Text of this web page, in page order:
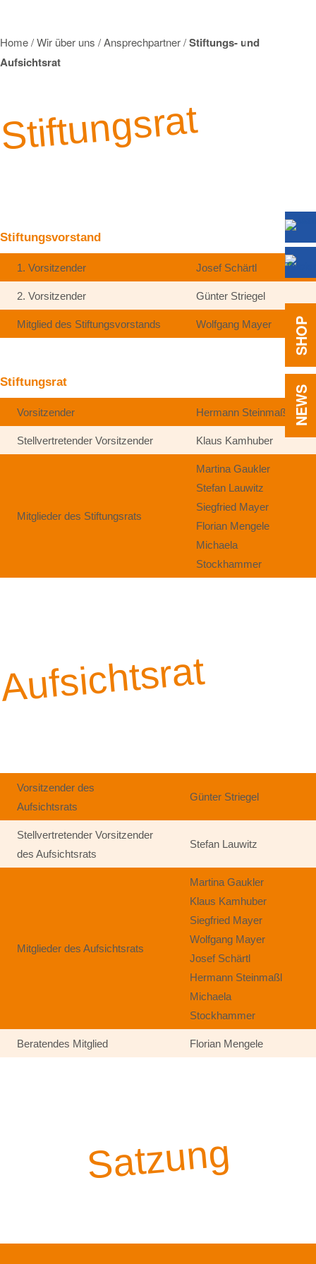
SHOP
NEWS
Home/Wir über uns /Ansprechpartner/Stiftungs- und
Aufsichtsrat
Stiftungsvorstand
1. Vorsitzender Josef Schärtl
2. Vorsitzender Günter Striegel
Mitglied des Stiftungsvorstands Wolfgang Mayer
Stiftungsrat
Vorsitzender Hermann Steinmaßl
Stellvertretender Vorsitzender Klaus Kamhuber
Mitglieder des Stiftungsrats
Martina Gaukler
Stefan Lauwitz
Siegfried Mayer
Florian Mengele
Michaela
Stockhammer
Vorsitzender des
Aufsichtsrats
Günter Striegel
Stellvertretender Vorsitzender
des Aufsichtsrats
Stefan Lauwitz
Mitglieder des Aufsichtsrats
Martina Gaukler
Klaus Kamhuber
Siegfried Mayer
Wolfgang Mayer
Josef Schärtl
Hermann Steinmaßl
Michaela
Stockhammer
Beratendes Mitglied Florian Mengele
Satzung